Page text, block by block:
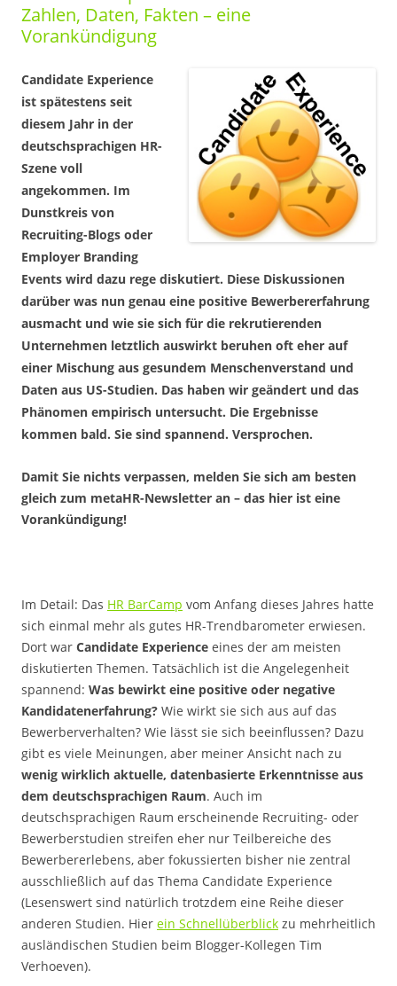
Zahlen, Daten, Fakten – eine
Vorankündigung
Candidate Experience
ist spätestens seit
diesem Jahr in der
deutschsprachigen HR-
Szene voll
angekommen. Im
Dunstkreis von
Recruiting-Blogs oder
Employer Branding
Events wird dazu rege diskutiert. Diese Diskussionen
darüber was nun genau eine positive Bewerbererfahrung
ausmacht und wie sie sich für die rekrutierenden
Unternehmen letztlich auswirkt beruhen oft eher auf
einer Mischung aus gesundem Menschenverstand und
Daten aus US-Studien. Das haben wir geändert und das
Phänomen empirisch untersucht. Die Ergebnisse
kommen bald. Sie sind spannend. Versprochen.
Damit Sie nichts verpassen, melden Sie sich am besten
gleich zum metaHR-Newsletter an – das hier ist eine
Vorankündigung!
Im Detail: Das HR BarCamp vom Anfang dieses Jahres hatte
sich einmal mehr als gutes HR-Trendbarometer erwiesen.
Dort war Candidate Experience eines der am meisten
diskutierten Themen. Tatsächlich ist die Angelegenheit
spannend: Was bewirkt eine positive oder negative
Kandidatenerfahrung? Wie wirkt sie sich aus auf das
Bewerberverhalten? Wie lässt sie sich beeinflussen? Dazu
gibt es viele Meinungen, aber meiner Ansicht nach zu
wenig wirklich aktuelle, datenbasierte Erkenntnisse aus
dem deutschsprachigen Raum. Auch im
deutschsprachigen Raum erscheinende Recruiting- oder
Bewerberstudien streifen eher nur Teilbereiche des
Bewerbererlebens, aber fokussierten bisher nie zentral
ausschließlich auf das Thema Candidate Experience
(Lesenswert sind natürlich trotzdem eine Reihe dieser
anderen Studien. Hier ein Schnellüberblick zu mehrheitlich
ausländischen Studien beim Blogger-Kollegen Tim
Verhoeven).